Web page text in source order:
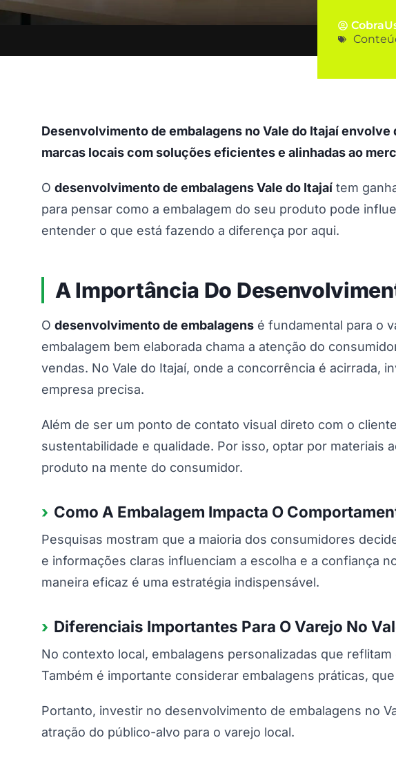
Desenvolvimento de embalagens no Vale do Itajaí
marcas locais com soluções eficientes e alinhadas ao
O desenvolvimento de embalagens Vale do Itajaí tem
para pensar como a embalagem do seu produto pode
entender o que está fazendo a diferença por aqui.
A Importância Do
O desenvolvimento de embalagens é fundamental para o
embalagem bem elaborada chama a atenção do
vendas. No Vale do Itajaí, onde a concorrência é acirrada,
empresa precisa.
Além de ser um ponto de contato visual direto com o
sustentabilidade e qualidade. Por isso, optar por materiais
produto na mente do consumidor.
Como A Embalagem Impacta O
Pesquisas mostram que a maioria dos consumidores
e informações claras influenciam a escolha e a confiança
maneira eficaz é uma estratégia indispensável.
Diferenciais Importantes Para O Varejo No
No contexto local, embalagens personalizadas que
Também é importante considerar embalagens práticas,
Portanto, investir no desenvolvimento de embalagens no
atração do público-alvo para o varejo local.